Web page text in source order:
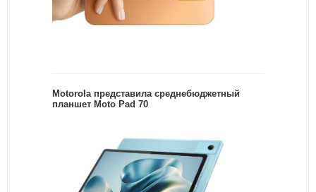
Motorola представила среднебюджетный
планшет Moto Pad 70